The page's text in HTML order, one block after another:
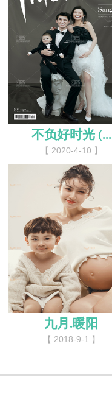
不负好时光 (...
【 2020-4-10 】
九月.暖阳
【 2018-9-1 】